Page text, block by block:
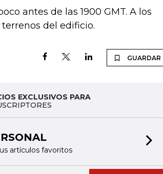
antes de las 1900 GMT. A los
del edificio.
GUARDAR
EXCLUSIVOS PARA
artículos favoritos